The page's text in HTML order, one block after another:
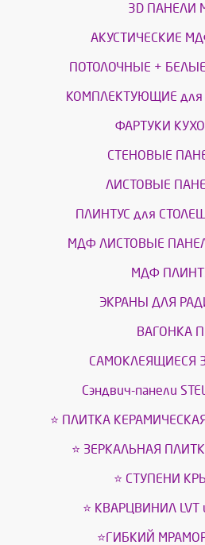
3D ПАНЕЛИ
АКУСТИЧЕСКИЕ
ПОТОЛОЧНЫЕ +
КОМПЛЕКТУЮЩИЕ для
ФАРТУКИ
СТЕНОВЫЕ
ЛИСТОВЫЕ
ПЛИНТУС для
МДФ ЛИСТОВЫЕ
МДФ
ЭКРАНЫ ДЛЯ
ВАГОНКА
САМОКЛЕЯЩИЕСЯ
Сэндвич-панели
⭐ ПЛИТКА
⭐ ЗЕРКАЛЬНАЯ
⭐ СТУПЕНИ
⭐ КВАРЦВИНИЛ LVT
⭐ГИБКИЙ